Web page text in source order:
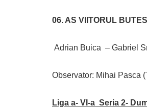
06. AS VIITORUL
Adrian Buica – Gabriel
Observator: Mihai Pasca
Liga a- VI-a Seria 2-